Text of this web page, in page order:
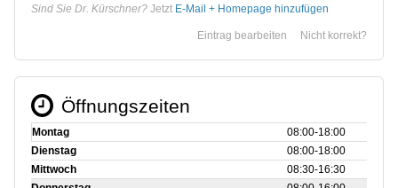
Sind Sie Dr. Kürschner? Jetzt E-Mail + Homepage hinzufügen
Nicht korrekt?
Eintrag bearbeiten
Öffnungszeiten
Montag
08:00‑18:00
Dienstag
08:00‑18:00
Mittwoch
08:30‑16:30